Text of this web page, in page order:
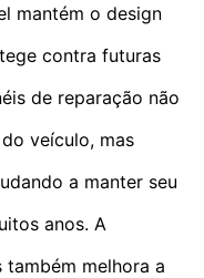
mantém o design
contra futuras
de reparação não
veículo, mas
a manter seu
anos. A
melhora a